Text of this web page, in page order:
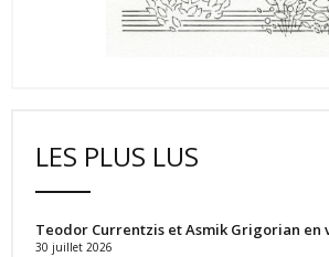
LES PLUS LUS
Teodor Currentzis et Asmik Grigorian
30 juillet 2026